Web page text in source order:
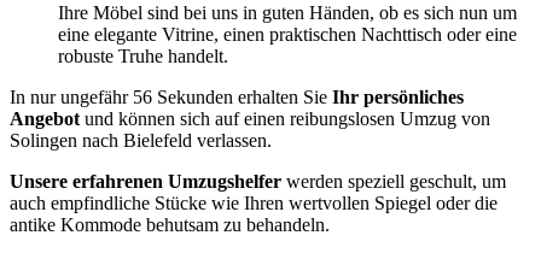
Ihre Möbel sind bei uns in guten Händen, ob es sich nun um
eine elegante Vitrine, einen praktischen Nachttisch oder eine
robuste Truhe handelt.
In nur ungefähr 56 Sekunden erhalten Sie Ihr persönliches
Angebot und können sich auf einen reibungslosen Umzug von
Solingen nach Bielefeld verlassen.
Unsere erfahrenen Umzugshelfer werden speziell geschult, um
auch empfindliche Stücke wie Ihren wertvollen Spiegel oder die
antike Kommode behutsam zu behandeln.